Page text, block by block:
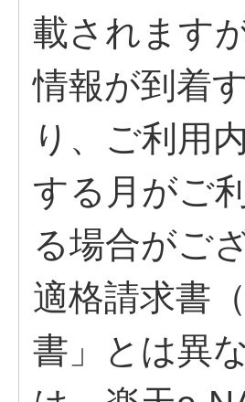
載されます
情報が到着
り、ご利用
する月がご
る場合がご
適格請求書
書」とは異